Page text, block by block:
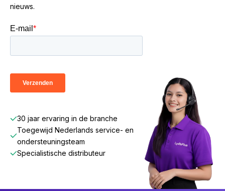
nieuws.
30 jaar ervaring in de branche
Toegewijd Nederlands service- en
ondersteuningsteam
Specialistische distributeur